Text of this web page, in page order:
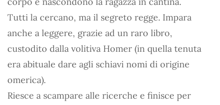
Tutti la cercano, ma il segreto regge. Impara
anche a leggere, grazie ad un raro libro,
custodito dalla volitiva Homer (in quella tenuta
era abituale dare agli schiavi nomi di origine
omerica).
Riesce a scampare alle ricerche e finisce per